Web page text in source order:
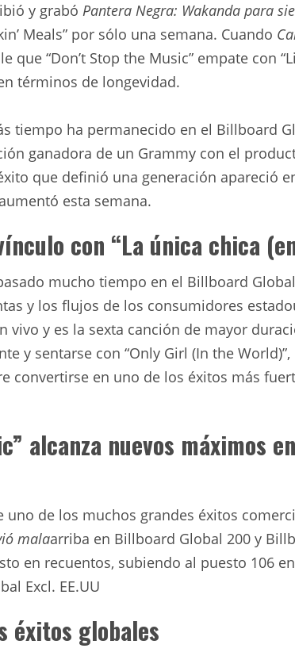
y grabó Pantera Negra: Wakanda para
Meals” por sólo una semana. Cuando
que “Don’t Stop the Music” empate con
términos de longevidad.
tiempo ha permanecido en el Billboard
ganadora de un Grammy con el
que definió una generación apareció
esta semana.
con “La única chica
mucho tiempo en el Billboard
y los flujos de los consumidores
vivo y es la sexta canción de mayor
y sentarse con “Only Girl (In the
convertirse en uno de los éxitos más
alcanza nuevos máximos
uno de los muchos grandes éxitos
malaarriba en Billboard Global 200 y
en recuentos, subiendo al puesto 106
Excl. EE.UU
éxitos globales